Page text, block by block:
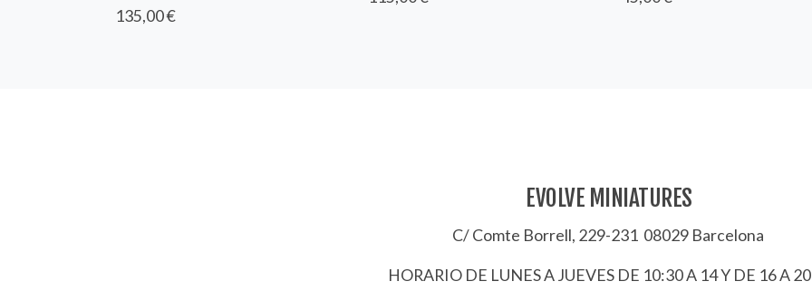
135,00 €
EVOLVE MINIATURES
C/ Comte Borrell, 229-231 08029 Barcelona
HORARIO DE LUNES A JUEVES DE 10:30 A 14 Y DE 16 A